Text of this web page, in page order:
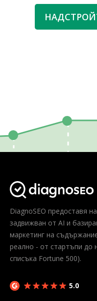
DiagnoSEO предоставя
задвижван от AI и
маркетинг на
реално - от стартъпи до
списъка Fortune 500).
5.0